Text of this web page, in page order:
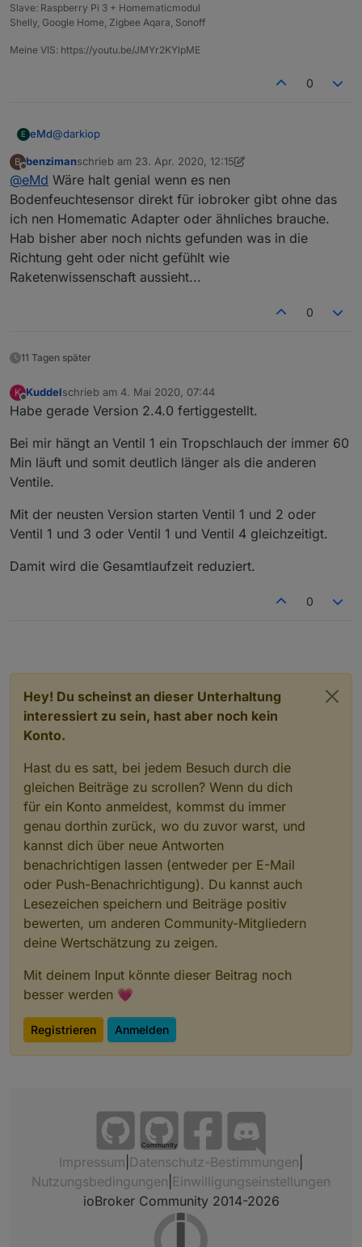
Slave: Raspberry Pi 3 + Homematicmodul
Shelly, Google Home, Zigbee Aqara, Sonoff
Meine VIS: https://youtu.be/JMYr2KYlpME
0
E eMd@darkiop
Habt ihr euch damit schonmal beschäftigt?
https://asksinpp.de/
https://github.com/jp112sdl/HB-UNI-Sen-CAP-MOIST
B
Offline
benzimanschrieb am 23. Apr. 2020, 12:15
zuletzt editiert von benziman
@eMd Wäre halt genial wenn es nen
Bodenfeuchtesensor direkt für iobroker gibt ohne das
ich nen Homematic Adapter oder ähnliches brauche.
Hab bisher aber noch nichts gefunden was in die
Richtung geht oder nicht gefühlt wie
Raketenwissenschaft aussieht...
0
11 Tagen später
K
Offline
Kuddelschrieb am 4. Mai 2020, 07:44
zuletzt editiert von
Habe gerade Version 2.4.0 fertiggestellt.
Bei mir hängt an Ventil 1 ein Tropschlauch der immer 60
Min läuft und somit deutlich länger als die anderen
Ventile.
Mit der neusten Version starten Ventil 1 und 2 oder
Ventil 1 und 3 oder Ventil 1 und Ventil 4 gleichzeitigt.
Damit wird die Gesamtlaufzeit reduziert.
0
Hey! Du scheinst an dieser Unterhaltung
interessiert zu sein, hast aber noch kein
Konto.
Hast du es satt, bei jedem Besuch durch die
gleichen Beiträge zu scrollen? Wenn du dich
für ein Konto anmeldest, kommst du immer
genau dorthin zurück, wo du zuvor warst, und
kannst dich über neue Antworten
benachrichtigen lassen (entweder per E-Mail
oder Push-Benachrichtigung). Du kannst auch
Lesezeichen speichern und Beiträge positiv
bewerten, um anderen Community-Mitgliedern
deine Wertschätzung zu zeigen.
Mit deinem Input könnte dieser Beitrag noch
besser werden 💗
Registrieren Anmelden
Community
Impressum Datenschutz-Bestimmungen
Nutzungsbedingungen Einwilligungseinstellungen
ioBroker Community 2014-2026